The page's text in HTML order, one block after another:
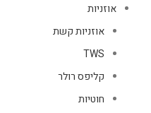
אוזניות
אוזניות קשת
TWS
קליפס רולר
חוטיות